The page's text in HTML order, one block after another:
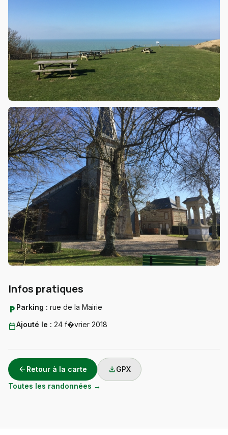
Infos pratiques
local_parking Parking : rue de la Mairie
calendar_todayAjouté le : 24 f�vrier 2018
arrow_back Retour à la carte downloadGPX
Toutes les randonnées →